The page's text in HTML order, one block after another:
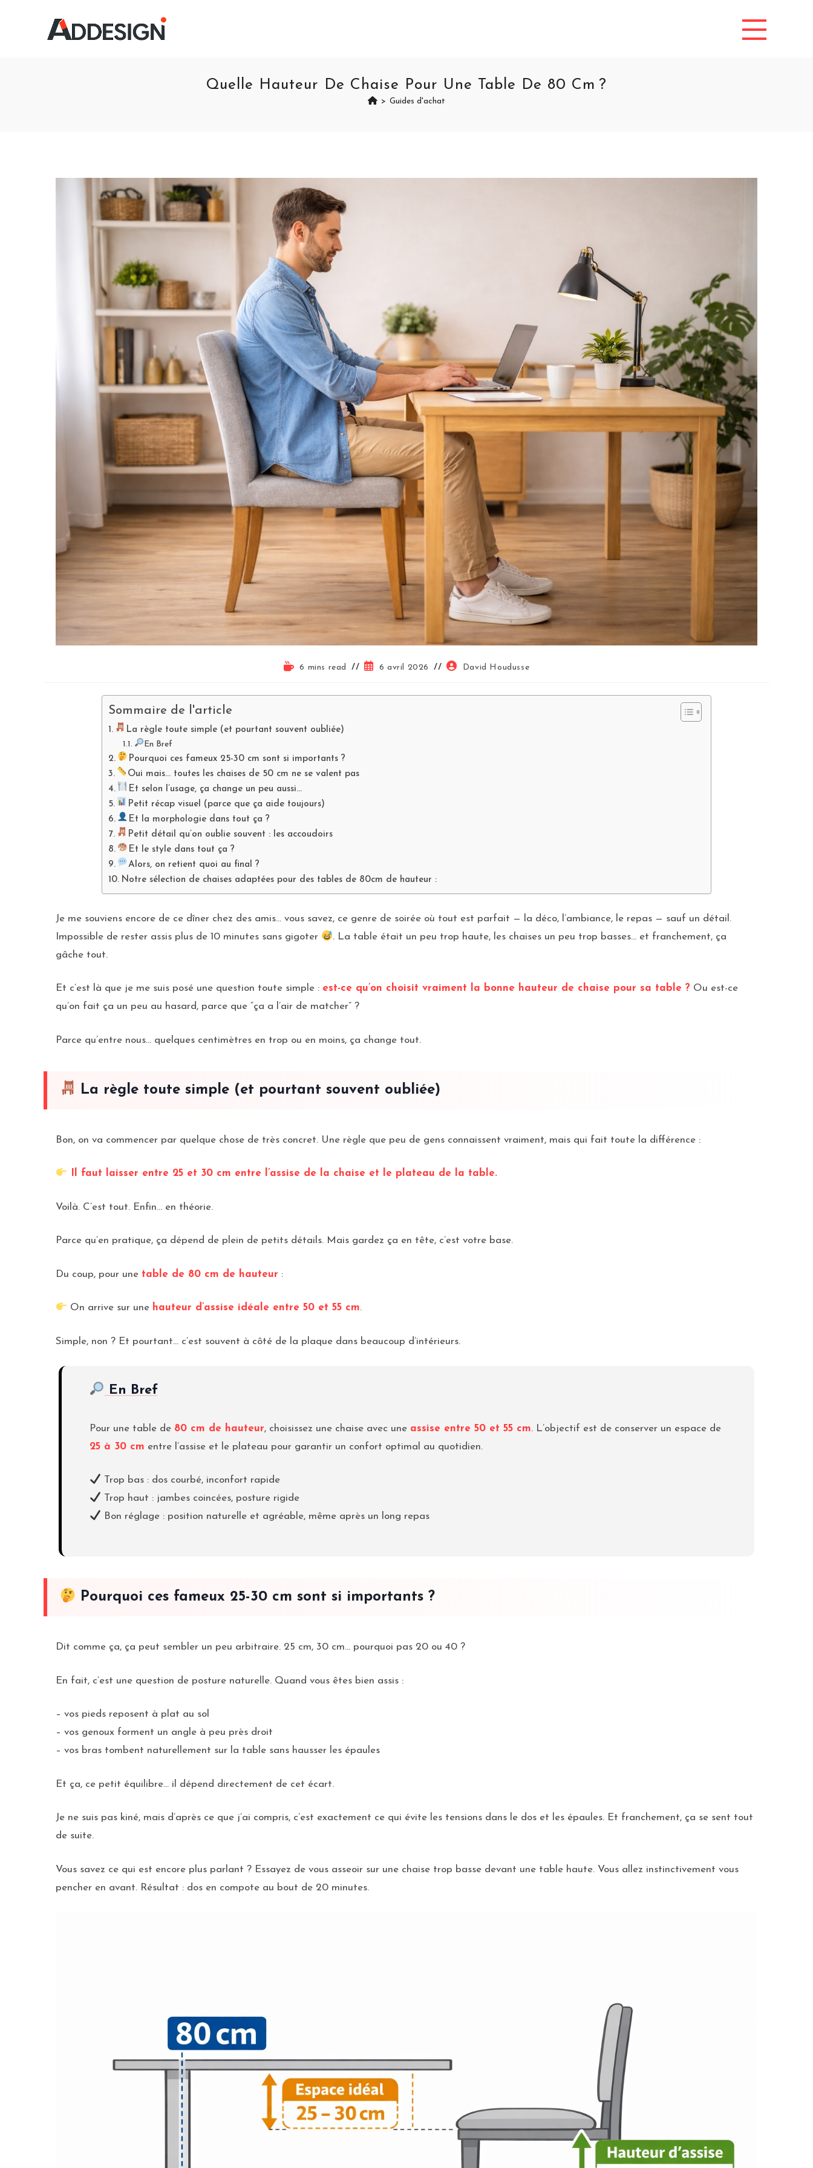
Quelle Hauteur De Chaise Pour Une Table De 80 Cm ?
> Guides d'achat
6 mins read 6 avril 2026 David Houdusse
Sommaire de l'article
La règle toute simple (et pourtant souvent oubliée)
En Bref
Pourquoi ces fameux 25-30 cm sont si importants ?
Oui mais… toutes les chaises de 50 cm ne se valent pas
Et selon l’usage, ça change un peu aussi…
Petit récap visuel (parce que ça aide toujours)
Et la morphologie dans tout ça ?
Petit détail qu’on oublie souvent : les accoudoirs
Et le style dans tout ça ?
Alors, on retient quoi au final ?
Notre sélection de chaises adaptées pour des tables de 80cm de hauteur :
Je me souviens encore de ce dîner chez des amis… vous savez, ce genre de soirée où tout est parfait — la déco, l’ambiance, le repas — sauf un détail.
Impossible de rester assis plus de 10 minutes sans gigoter
. La table était un peu trop haute, les chaises un peu trop basses… et franchement, ça
gâche tout.
Et c’est là que je me suis posé une question toute simple : est-ce qu’on choisit vraiment la bonne hauteur de chaise pour sa table ? Ou est-ce
qu’on fait ça un peu au hasard, parce que “ça a l’air de matcher” ?
Parce qu’entre nous… quelques centimètres en trop ou en moins, ça change tout.
La règle toute simple (et pourtant souvent oubliée)
Bon, on va commencer par quelque chose de très concret. Une règle que peu de gens connaissent vraiment, mais qui fait toute la différence :
Il faut laisser entre 25 et 30 cm entre l’assise de la chaise et le plateau de la table.
Voilà. C’est tout. Enfin… en théorie.
Parce qu’en pratique, ça dépend de plein de petits détails. Mais gardez ça en tête, c’est votre base.
Du coup, pour une table de 80 cm de hauteur :
On arrive sur une hauteur d’assise idéale entre 50 et 55 cm.
Simple, non ? Et pourtant… c’est souvent à côté de la plaque dans beaucoup d’intérieurs.
En Bref
Pour une table de 80 cm de hauteur, choisissez une chaise avec une assise entre 50 et 55 cm. L’objectif est de conserver un espace de
25 à 30 cm entre l’assise et le plateau pour garantir un confort optimal au quotidien.
Trop bas : dos courbé, inconfort rapide
Trop haut : jambes coincées, posture rigide
Bon réglage : position naturelle et agréable, même après un long repas
Pourquoi ces fameux 25-30 cm sont si importants ?
Dit comme ça, ça peut sembler un peu arbitraire. 25 cm, 30 cm… pourquoi pas 20 ou 40 ?
En fait, c’est une question de posture naturelle. Quand vous êtes bien assis :
– vos pieds reposent à plat au sol
– vos genoux forment un angle à peu près droit
– vos bras tombent naturellement sur la table sans hausser les épaules
Et ça, ce petit équilibre… il dépend directement de cet écart.
Je ne suis pas kiné, mais d’après ce que j’ai compris, c’est exactement ce qui évite les tensions dans le dos et les épaules. Et franchement, ça se sent tout
de suite.
Vous savez ce qui est encore plus parlant ? Essayez de vous asseoir sur une chaise trop basse devant une table haute. Vous allez instinctivement vous
pencher en avant. Résultat : dos en compote au bout de 20 minutes.